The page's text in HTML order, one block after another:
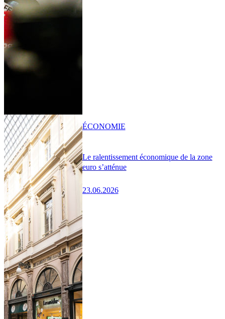
Le ralentissement économique de la zone
euro s’atténue
23.06.2026
ÉCONOMIE